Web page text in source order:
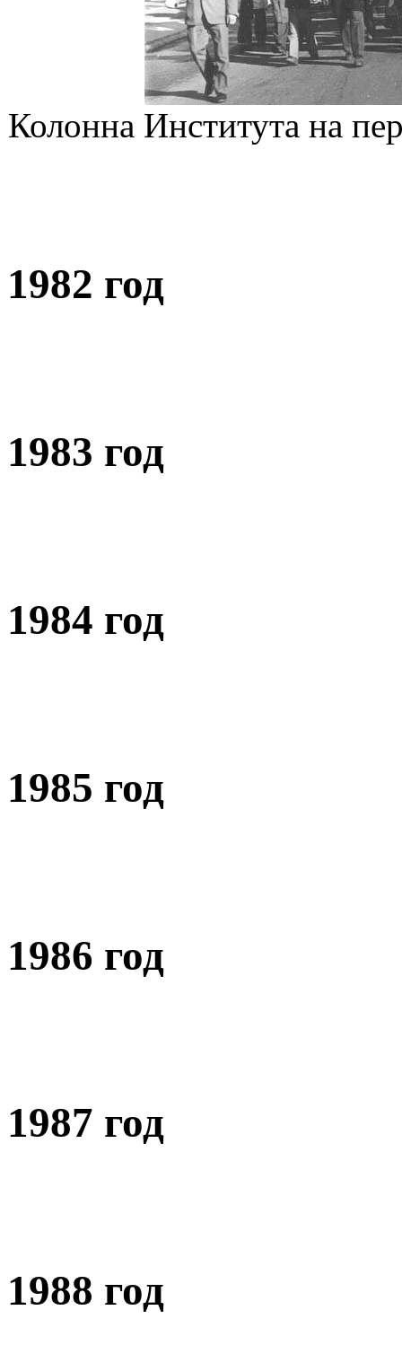
Колонна Института на
1982 год
1983 год
1984 год
1985 год
1986 год
1987 год
1988 год